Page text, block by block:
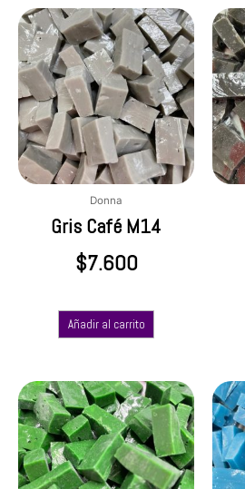
Donna
Gris Café M14
$7.600
Añadir al carrito